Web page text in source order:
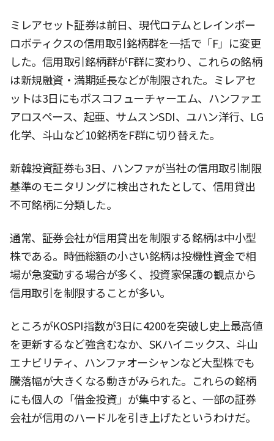
ミレアセット証券は前日、現代ロテムとレインボー
ロボティクスの信用取引銘柄群を一括で「F」に変更
した。信用取引銘柄群がF群に変わり、これらの銘柄
は新規融資・満期延長などが制限された。ミレアセ
ットは3日にもポスコフューチャーエム、ハンファエ
アロスペース、起亜、サムスンSDI、ユハン洋行、LG
化学、斗山など10銘柄をF群に切り替えた。
新韓投資証券も3日、ハンファが当社の信用取引制限
基準のモニタリングに検出されたとして、信用貸出
不可銘柄に分類した。
通常、証券会社が信用貸出を制限する銘柄は中小型
株である。時価総額の小さい銘柄は投機性資金で相
場が急変動する場合が多く、投資家保護の観点から
信用取引を制限することが多い。
ところがKOSPI指数が3日に4200を突破し史上最高値
を更新するなど強含むなか、SKハイニックス、斗山
エナビリティ、ハンファオーシャンなど大型株でも
騰落幅が大きくなる動きがみられた。これらの銘柄
にも個人の「借金投資」が集中すると、一部の証券
会社が信用のハードルを引き上げたというわけだ。